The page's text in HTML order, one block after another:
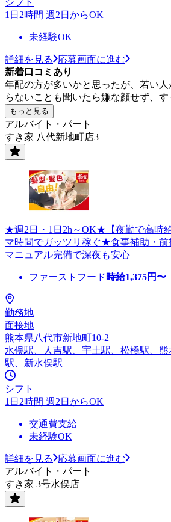
1日2時間 週2日からOK
未経験OK
詳細を見る
応募画面に進む
新着口コミあり
年配の方が多いかと思ったが、若い
らないことも聞いたら嫌な顔せず、す
もっと見る
アルバイト・パート
すき家 八代新地町店3
★週2日・1日2h～OK★【夜勤で高時
マ時間でガッツリ稼ぐ★食事補助・
マニュアル完備で深夜も安心
ファーストフード 時給1,375円〜
勤務地
面接地
熊本県八代市新地町10-2
水俣駅、人吉駅、宇土駅、松橋駅、
駅、新水俣駅
シフト
1日2時間 週2日からOK
交通費支給
未経験OK
詳細を見る
応募画面に進む
アルバイト・パート
すき家 3号水俣店